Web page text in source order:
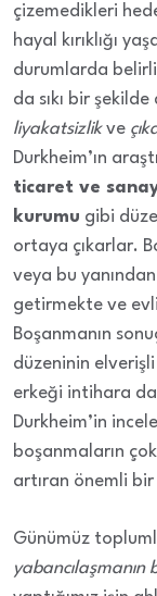
çizemedikleri
hayal kırıklığı
durumlarda
da sıkı bir
liyakatsizlikve
Durkheim’ın
ticaret ve
kurumu gibi
ortaya çıkarlar.
veya bu
getirmekte ve
Boşanmanın
düzeninin
erkeği intihara
Durkheim’in
boşanmaların
artıran önemli
Günümüz
yabancılaşmanın